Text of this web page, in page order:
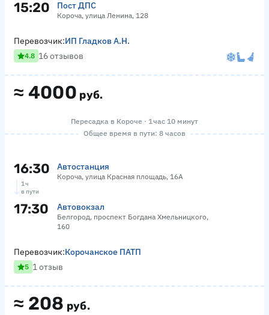
15:20 Пост ДПС
Короча, улица Ленина, 128
≈ 4000 руб.
Перевозчик:ИП Гладков А.Н.
4.8 16 отзывов
Пересадка в Короче · 1 час 10 минут
Общее время в пути: 8 часов
16:30 Автостанция
Короча, улица Красная площадь, 16А
1 ч
в пути
17:30 Автовокзал
Белгород, проспект Богдана Хмельницкого,
160
≈ 208 руб.
Перевозчик:Корочанское ПАТП
5 1 отзыв